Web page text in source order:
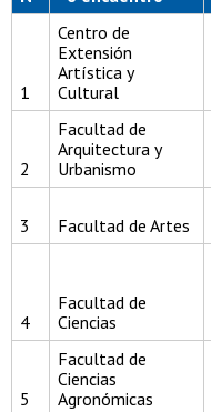
1
Centro de
Extensión
Artística y
Cultural
2
Facultad de
Arquitectura y
Urbanismo
3 Facultad de Artes
4
Facultad de
Ciencias
5
Facultad de
Ciencias
Agronómicas